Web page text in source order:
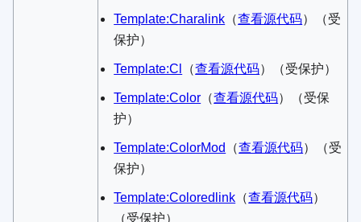
Template:Charalink ​（查看源代码）​（受
保护）
Template:Cl ​（查看源代码）​（受保护）
Template:Color ​（查看源代码）​（受保
护）
Template:ColorMod ​（查看源代码）​（受
保护）
Template:Coloredlink ​（查看源代码）​
（受保护）